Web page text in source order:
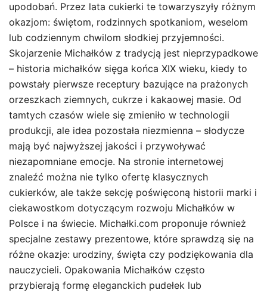
upodobań. Przez lata cukierki te towarzyszyły różnym
okazjom: świętom, rodzinnych spotkaniom, weselom
lub codziennym chwilom słodkiej przyjemności.
Skojarzenie Michałków z tradycją jest nieprzypadkowe
– historia michałków sięga końca XIX wieku, kiedy to
powstały pierwsze receptury bazujące na prażonych
orzeszkach ziemnych, cukrze i kakaowej masie. Od
tamtych czasów wiele się zmieniło w technologii
produkcji, ale idea pozostała niezmienna – słodycze
mają być najwyższej jakości i przywoływać
niezapomniane emocje. Na stronie internetowej
znaleźć można nie tylko ofertę klasycznych
cukierków, ale także sekcję poświęconą historii marki i
ciekawostkom dotyczącym rozwoju Michałków w
Polsce i na świecie. Michałki.com proponuje również
specjalne zestawy prezentowe, które sprawdzą się na
różne okazje: urodziny, święta czy podziękowania dla
nauczycieli. Opakowania Michałków często
przybierają formę eleganckich pudełek lub